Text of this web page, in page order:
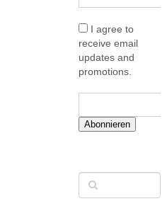
I agree to
receive email
updates and
promotions.
Abonnieren